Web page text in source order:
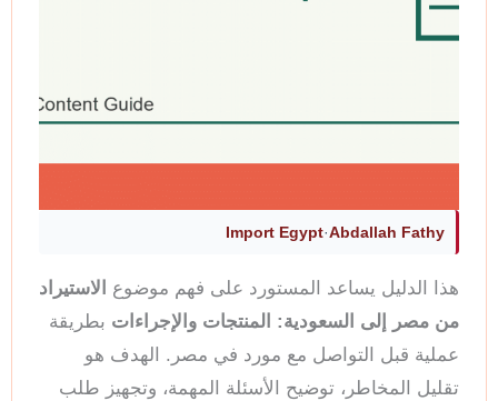
Abdallah Fathy
·
Import Egypt
هذا الدليل يساعد المستورد على فهم موضوع
الاستيراد
من مصر إلى السعودية: المنتجات والإجراءات بطريقة
عملية قبل التواصل مع مورد في مصر. الهدف هو
تقليل المخاطر، توضيح الأسئلة المهمة، وتجهيز طلب